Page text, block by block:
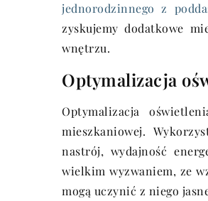
jednorodzinnego z
zyskujemy dodatkowe
wnętrzu.
Optymalizacja
Optymalizacja
mieszkaniowej.
nastrój, wydajność
wielkim wyzwaniem, ze
mogą uczynić z niego